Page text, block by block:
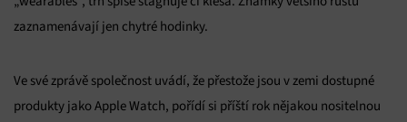
zaznamenávají jen chytré hodinky.
Ve své zprávě společnost uvádí, že přestože jsou v zemi dostupné
produkty jako Apple Watch, pořídí si příští rok nějakou nositelnou